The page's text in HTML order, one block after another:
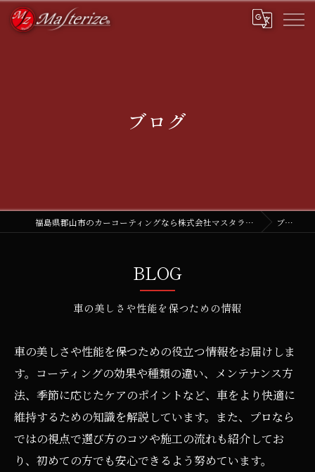
ブログ
福島県郡山市のカーコーティングなら株式会社マスタライズ ブログ
BLOG
車の美しさや性能を保つための情報
車の美しさや性能を保つための役立つ情報をお届けしま
す。コーティングの効果や種類の違い、メンテナンス方
法、季節に応じたケアのポイントなど、車をより快適に
維持するための知識を解説しています。また、プロなら
ではの視点で選び方のコツや施工の流れも紹介してお
り、初めての方でも安心できるよう努めています。